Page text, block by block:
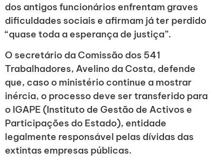
dos antigos funcionários enfrentam graves
dificuldades sociais e afirmam já ter perdido
“quase toda a esperança de justiça”.
O secretário da Comissão dos 541
Trabalhadores, Avelino da Costa, defende
que, caso o ministério continue a mostrar
inércia, o processo deve ser transferido para
o IGAPE (Instituto de Gestão de Activos e
Participações do Estado), entidade
legalmente responsável pelas dívidas das
extintas empresas públicas.